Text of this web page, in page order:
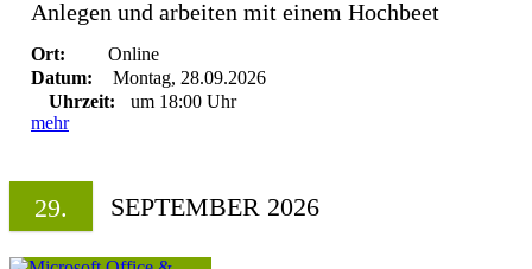
Anlegen und arbeiten mit einem Hochbeet
Ort:
Online
Datum:
Montag, 28.09.2026
Uhrzeit:
um 18:00 Uhr
mehr
29. SEPTEMBER 2026